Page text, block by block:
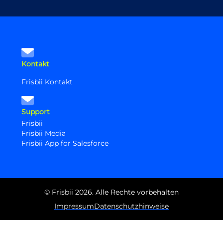
Kontakt
Frisbii Kontakt
Support
Frisbii
Frisbii Media
Frisbii App for Salesforce
© Frisbii 2026. Alle Rechte vorbehalten
ImpressumDatenschutzhinweise